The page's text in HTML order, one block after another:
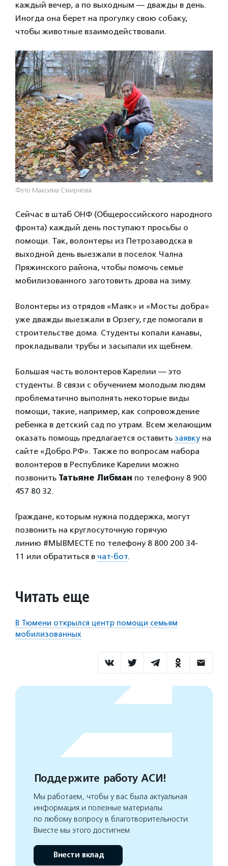
каждый вечер, а по выходным — дважды в день.
Иногда она берет на прогулку свою собаку,
чтобы животные взаимодействовали.
Фото Максима Смирнова
Сейчас в штаб ОНФ (Общероссийского народного
фронта) каждый день поступают просьбы о
помощи. Так, волонтеры из Петрозаводска в
выходной день выезжали в поселок Чална
Пряжинского района, чтобы помочь семье
мобилизованного заготовить дрова на зиму.
Волонтеры из отрядов «Маяк» и «Мосты добра»
уже дважды выезжали в Орзегу, где помогали в
строительстве дома. Студенты копали канавы,
прокладывали трубы и засыпали их щебнем.
Большая часть волонтеров Карелии — это
студенты. В связи с обучением молодым людям
проблематично выполнять некоторые виды
помощи, такие, например, как сопровождение
ребенка в детский сад по утрам. Всем желающим
оказать помощь предлагается оставить заявку на
сайте «Добро.РФ». Также по вопросам набора
волонтеров в Республике Карелии можно
позвонить Татьяне Либман по телефону 8 900
457 80 32.
Граждане, которым нужна поддержка, могут
позвонить на круглосуточную горячую
линию #МЫВМЕСТЕ по телефону 8 800 200 34-
11 или обратиться в чат-бот.
Читать еще
В Тюмени открылся центр помощи семьям
мобилизованных
Поддержите работу АСИ!
Мы работаем, чтобы у вас была актуальная
информация и полезные материалы
по любому вопросу в благотворительности.
Вместе мы этого достигнем
Внести вклад